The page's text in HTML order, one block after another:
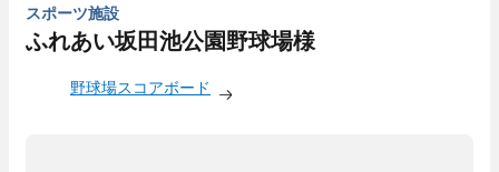
スポーツ施設
ふれあい坂田池公園野球場様
野球場スコアボード